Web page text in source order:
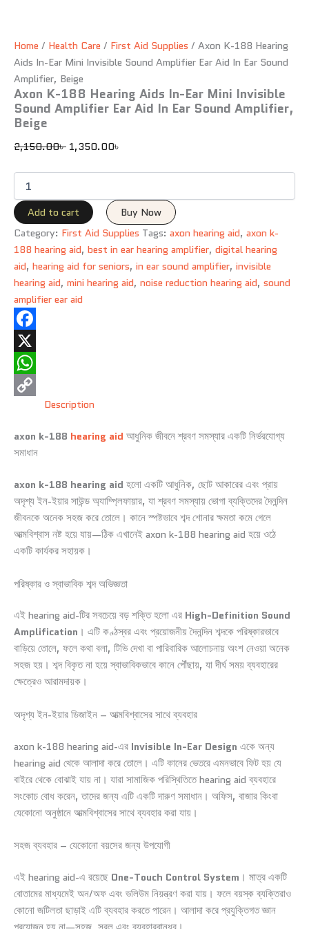
Home / Health Care / First Aid Supplies / Axon K-188 Hearing
Aids In-Ear Mini Invisible Sound Amplifier Ear Aid In Ear Sound
Amplifier, Beige
Axon K-188 Hearing Aids In-Ear Mini Invisible
Sound Amplifier Ear Aid In Ear Sound Amplifier,
Beige
2,150.00৳ 1,350.00৳
Add to cart
Buy Now
Category: First Aid Supplies Tags: axon hearing aid, axon k-
188 hearing aid, best in ear hearing amplifier, digital hearing
aid, hearing aid for seniors, in ear sound amplifier, invisible
hearing aid, mini hearing aid, noise reduction hearing aid, sound
amplifier ear aid
Facebook
X
WhatsApp
Description
axon k-188 hearing aid আধুনিক জীবনে শ্রবণ সমস্যার একটি নির্ভরযোগ্য
সমাধান
axon k-188 hearing aid হলো একটি আধুনিক, ছোট আকারের এবং প্রায়
অদৃশ্য ইন-ইয়ার সাউন্ড অ্যাম্প্লিফায়ার, যা শ্রবণ সমস্যায় ভোগা ব্যক্তিদের দৈনন্দিন
জীবনকে অনেক সহজ করে তোলে। কানে স্পষ্টভাবে শব্দ শোনার ক্ষমতা কমে গেলে
আত্মবিশ্বাস নষ্ট হয়ে যায়—ঠিক এখানেই axon k-188 hearing aid হয়ে ওঠে
একটি কার্যকর সহায়ক।
পরিষ্কার ও স্বাভাবিক শব্দ অভিজ্ঞতা
এই hearing aid-টির সবচেয়ে বড় শক্তি হলো এর High-Definition Sound
Amplification । এটি কণ্ঠস্বর এবং প্রয়োজনীয় দৈনন্দিন শব্দকে পরিষ্কারভাবে
বাড়িয়ে তোলে, ফলে কথা বলা, টিভি দেখা বা পারিবারিক আলোচনায় অংশ নেওয়া অনেক
সহজ হয়। শব্দ বিকৃত না হয়ে স্বাভাবিকভাবে কানে পৌঁছায়, যা দীর্ঘ সময় ব্যবহারের
ক্ষেত্রেও আরামদায়ক।
অদৃশ্য ইন-ইয়ার ডিজাইন – আত্মবিশ্বাসের সাথে ব্যবহার
axon k-188 hearing aid-এর Invisible In-Ear Design একে অন্য
hearing aid থেকে আলাদা করে তোলে। এটি কানের ভেতরে এমনভাবে ফিট হয় যে
বাইরে থেকে বোঝাই যায় না। যারা সামাজিক পরিস্থিতিতে hearing aid ব্যবহারে
সংকোচ বোধ করেন, তাদের জন্য এটি একটি দারুণ সমাধান। অফিস, বাজার কিংবা
যেকোনো অনুষ্ঠানে আত্মবিশ্বাসের সাথে ব্যবহার করা যায়।
সহজ ব্যবহার – যেকোনো বয়সের জন্য উপযোগী
এই hearing aid-এ রয়েছে One-Touch Control System । মাত্র একটি
বোতামের মাধ্যমেই অন/অফ এবং ভলিউম নিয়ন্ত্রণ করা যায়। ফলে বয়স্ক ব্যক্তিরাও
কোনো জটিলতা ছাড়াই এটি ব্যবহার করতে পারেন। আলাদা করে প্রযুক্তিগত জ্ঞান